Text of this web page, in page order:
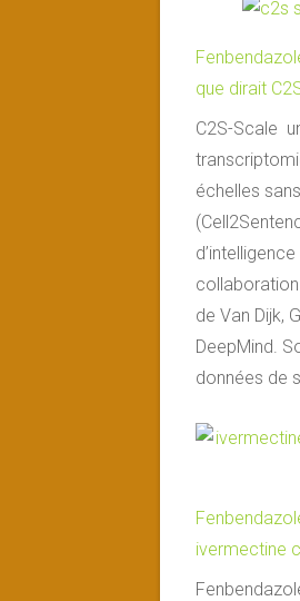
que dirait
C2S-Scale
échelles
de Van Dijk,
DeepMind.
données de
ivermectine